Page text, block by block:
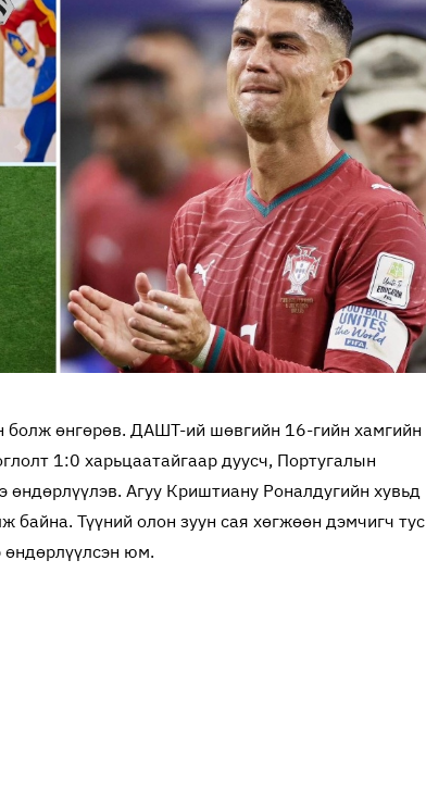
өнгөрөв. ДАШТ-ий шөвгийн 16-гийн хамгийн
1:0 харьцаатайгаар дуусч, Португалын
өндөрлүүлэв. Агуу Криштиану Роналдугийн хувьд
Түүний олон зуун сая хөгжөөн дэмчигч тус
өндөрлүүлсэн юм.